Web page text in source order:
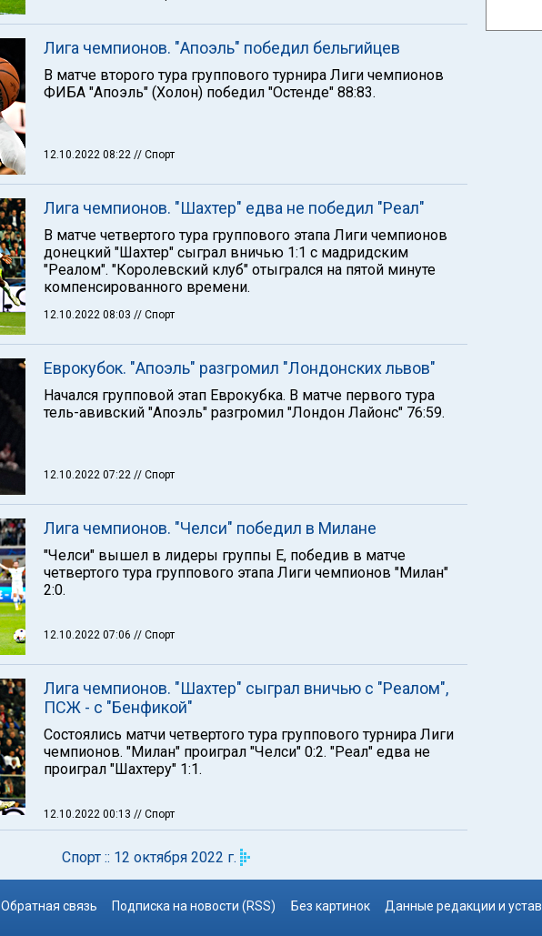
Лига чемпионов. "Апоэль" победил бельгийцев
В матче второго тура группового турнира Лиги чемпионов
ФИБА "Апоэль" (Холон) победил "Остенде" 88:83.
12.10.2022 08:22 // Спорт
Лига чемпионов. "Шахтер" едва не победил "Реал"
В матче четвертого тура группового этапа Лиги чемпионов
донецкий "Шахтер" сыграл вничью 1:1 с мадридским
"Реалом". "Королевский клуб" отыгрался на пятой минуте
компенсированного времени.
12.10.2022 08:03 // Спорт
Еврокубок. "Апоэль" разгромил "Лондонских львов"
Начался групповой этап Еврокубка. В матче первого тура
тель-авивский "Апоэль" разгромил "Лондон Лайонс" 76:59.
12.10.2022 07:22 // Спорт
Лига чемпионов. "Челси" победил в Милане
"Челси" вышел в лидеры группы Е, победив в матче
четвертого тура группового этапа Лиги чемпионов "Милан"
2:0.
12.10.2022 07:06 // Спорт
Лига чемпионов. "Шахтер" сыграл вничью с "Реалом",
ПСЖ - с "Бенфикой"
Состоялись матчи четвертого тура группового турнира Лиги
чемпионов. "Милан" проиграл "Челси" 0:2. "Реал" едва не
проиграл "Шахтеру" 1:1.
12.10.2022 00:13 // Спорт
Спорт :: 12 октября 2022 г.
Обратная связь Подписка на новости (RSS) Без картинок Данные редакции и устав